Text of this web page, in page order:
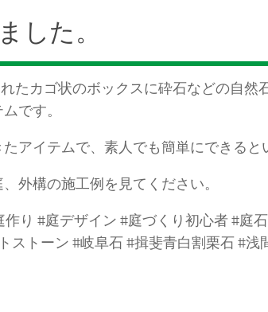
した。
たカゴ状のボックスに砕石などの自然
です。
アイテムで、素人でも簡単にできると
外構の施工例を見てください。
り #庭デザイン #庭づくり初心者 #庭
ストーン #岐阜石 #揖斐青白割栗石 #浅